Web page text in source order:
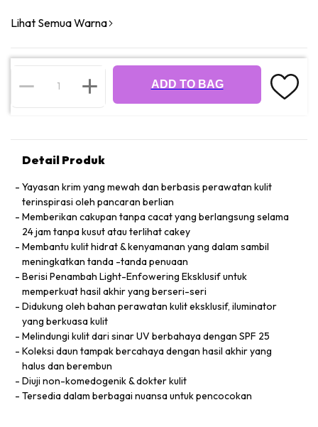
Lihat Semua Warna
ADD TO BAG
Detail Produk
Yayasan krim yang mewah dan berbasis perawatan kulit
terinspirasi oleh pancaran berlian
Memberikan cakupan tanpa cacat yang berlangsung selama
24 jam tanpa kusut atau terlihat cakey
Membantu kulit hidrat & kenyamanan yang dalam sambil
meningkatkan tanda -tanda penuaan
Berisi Penambah Light-Enfowering Eksklusif untuk
memperkuat hasil akhir yang berseri-seri
Didukung oleh bahan perawatan kulit eksklusif, iluminator
yang berkuasa kulit
Melindungi kulit dari sinar UV berbahaya dengan SPF 25
Koleksi daun tampak bercahaya dengan hasil akhir yang
halus dan berembun
Diuji non-komedogenik & dokter kulit
Tersedia dalam berbagai nuansa untuk pencocokan